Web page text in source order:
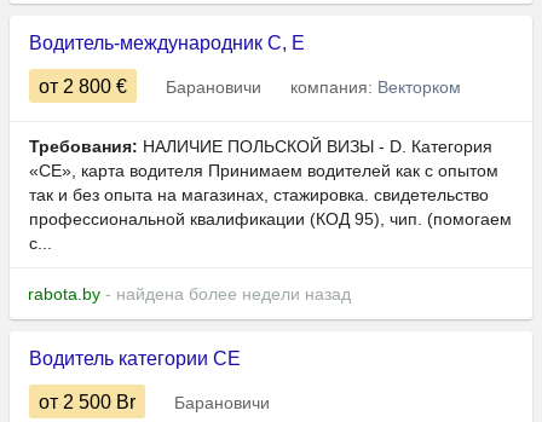
Водитель-международник C, E
от 2 800 € Барановичи компания: Векторком
Требования: НАЛИЧИЕ ПОЛЬСКОЙ ВИЗЫ - D. Категория
«СЕ», карта водителя Принимаем водителей как с опытом
так и без опыта на магазинах, стажировка. свидетельство
профессиональной квалификации (КОД 95), чип. (помогаем
с...
rabota.by - найдена более недели назад
Водитель категории СE
от 2 500 Br Барановичи